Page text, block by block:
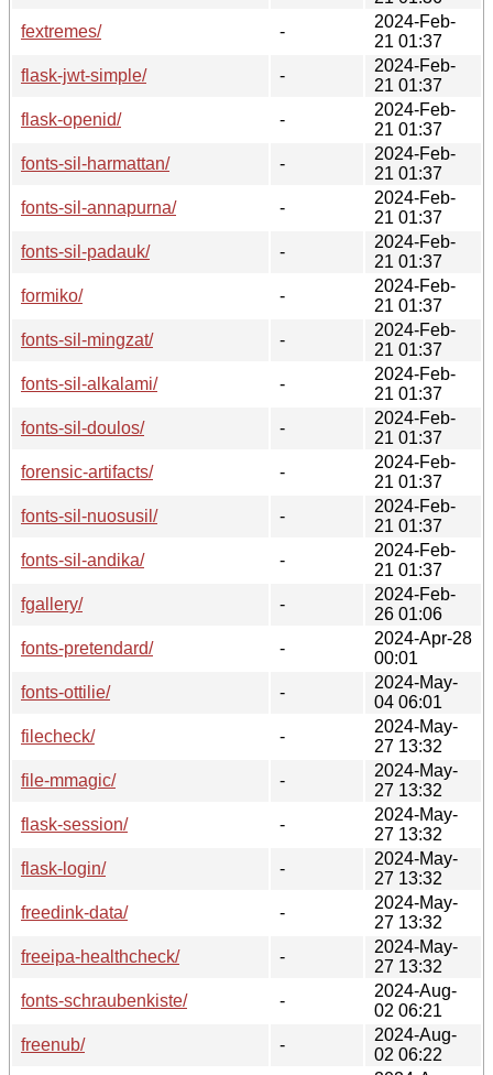
fextremes/
-
2024-Feb-
21 01:37
flask-jwt-simple/
-
2024-Feb-
21 01:37
flask-openid/
-
2024-Feb-
21 01:37
fonts-sil-harmattan/
-
2024-Feb-
21 01:37
fonts-sil-annapurna/
-
2024-Feb-
21 01:37
fonts-sil-padauk/
-
2024-Feb-
21 01:37
formiko/
-
2024-Feb-
21 01:37
fonts-sil-mingzat/
-
2024-Feb-
21 01:37
fonts-sil-alkalami/
-
2024-Feb-
21 01:37
fonts-sil-doulos/
-
2024-Feb-
21 01:37
forensic-artifacts/
-
2024-Feb-
21 01:37
fonts-sil-nuosusil/
-
2024-Feb-
21 01:37
fonts-sil-andika/
-
2024-Feb-
21 01:37
fgallery/
-
2024-Feb-
26 01:06
fonts-pretendard/
-
2024-Apr-28
00:01
fonts-ottilie/
-
2024-May-
04 06:01
filecheck/
-
2024-May-
27 13:32
file-mmagic/
-
2024-May-
27 13:32
flask-session/
-
2024-May-
27 13:32
flask-login/
-
2024-May-
27 13:32
freedink-data/
-
2024-May-
27 13:32
freeipa-healthcheck/
-
2024-May-
27 13:32
fonts-schraubenkiste/
-
2024-Aug-
02 06:21
freenub/
-
2024-Aug-
02 06:22